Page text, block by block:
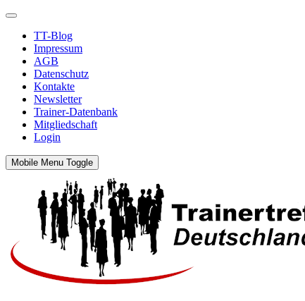
TT-Blog
Impressum
AGB
Datenschutz
Kontakte
Newsletter
Trainer-Datenbank
Mitgliedschaft
Login
Mobile Menu Toggle